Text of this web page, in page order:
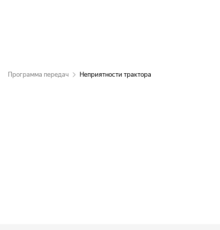
Программа передач Неприятности трактора